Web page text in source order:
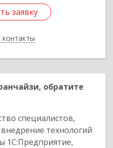
заявку
контакты
заявку
обратите
специалистов,
технологий
1С:Предприятие,